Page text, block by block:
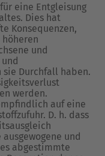
eine Entgleisung
Dies hat
Konsequenzen,
und
Durchfall haben.
werden.
auf eine
D. h. dass
und
abgestimmte